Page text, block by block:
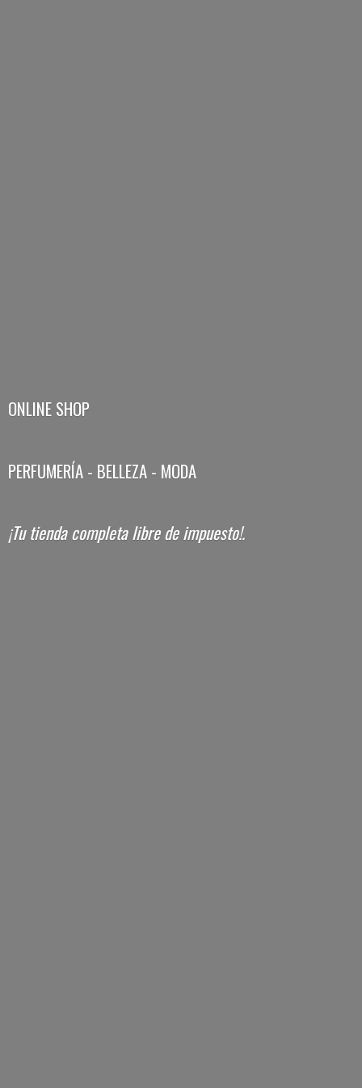
ONLINE SHOP
PERFUMERÍA - BELLEZA - MODA
¡Tu tienda completa librede impuesto!.